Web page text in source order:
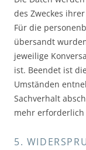
des Zweckes
Für die
übersandt
jeweilige
ist. Beendet ist
Umständen
Sachverhalt
mehr erforderlich
5.